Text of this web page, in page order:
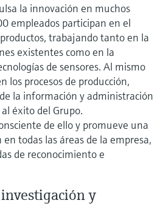
la innovación en muchos
empleados participan en el
trabajando tanto en la
existentes como en la
de sensores. Al mismo
los procesos de producción,
la información y administración
éxito del Grupo.
de ello y promueve una
todas las áreas de la empresa,
de reconocimiento e
y